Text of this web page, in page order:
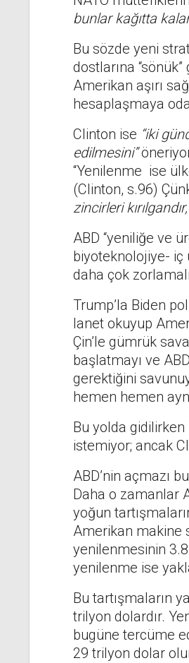
bunlar kağıtta
Bu sözde yeni
dostlarına
Amerikan aşırı
hesaplaşmaya
Clinton ise “iki
edilmesini”
“Yenilenme ise
(Clinton, s.96)
zincirleri
ABD “yeniliğe ve
biyoteknolojiye- iç
daha çok
Trump’la Biden
lanet okuyup
Çin’le gümrük
başlatmayı ve
gerektiğini
hemen hemen
Bu yolda gidilirken
istemiyor; ancak
ABD’nin açmazı
Daha o zamanlar
yoğun
Amerikan makine
yenilenmesinin
yenilenme ise
Bu tartışmaların
trilyon dolardır.
bugüne tercüme
29 trilyon dolar